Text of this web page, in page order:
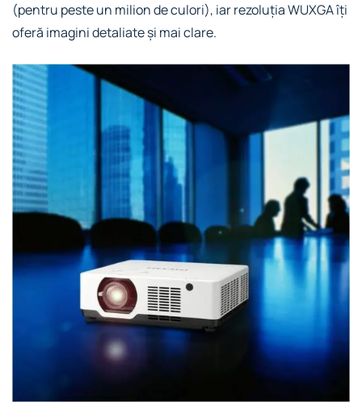
(pentru peste un milion de culori), iar rezoluția WUXGA îți
oferă imagini detaliate și mai clare.